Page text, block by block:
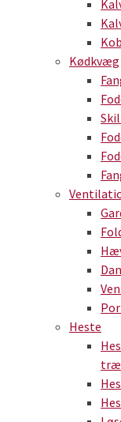
Kødkvæg
Heste